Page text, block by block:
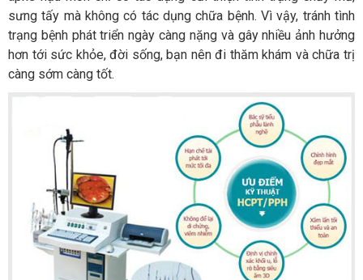
sưng tấy mà không có tác dụng chữa bệnh. Vì vậy, tránh tình
trạng bệnh phát triển ngày càng nặng và gây nhiều ảnh hưởng
hơn tới sức khỏe, đời sống, bạn nên đi thăm khám và chữa trị
càng sớm càng tốt.